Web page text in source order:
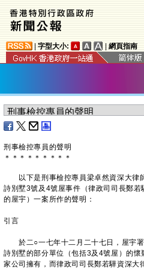
字型大小: 網頁指南
刑事檢控專員的聲明
＊ ＊ ＊ ＊ ＊ ＊ ＊ ＊ ＊
以下是刑事檢控專員梁卓然資深大律
詩別墅3號及4號屋事件（律政司司長鄭
的屋宇）一案所作的聲明：
引言
於二○一七年十二月二十七日，屋宇署
詩別墅的部分單位（包括3及4號屋）的
家公司擁有，而律政司司長鄭若驊資深大